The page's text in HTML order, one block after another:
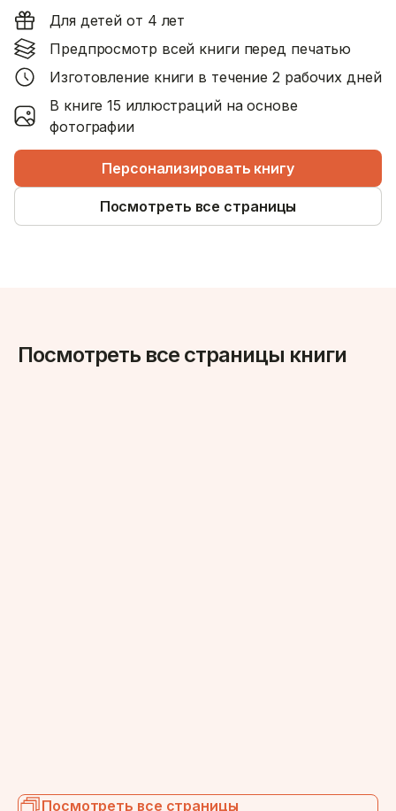
Для детей от 4 лет
Предпросмотр всей книги перед печатью
Изготовление книги в течение 2 рабочих дней
В книге 15 иллюстраций на основе
фотографии
Персонализировать книгу
Посмотреть все страницы
Посмотреть все страницы книги
Посмотреть все страницы